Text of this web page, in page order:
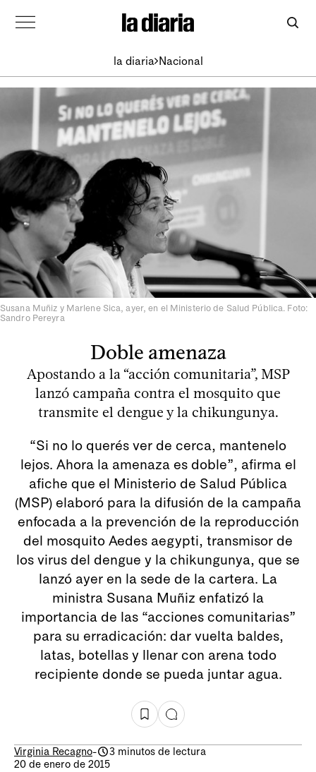
la diaria Nacional
Susana Muñiz y Marlene Sica, ayer, en el Ministerio de Salud Pública. Foto:
Sandro Pereyra
Doble amenaza
Apostando a la “acción comunitaria”, MSP
lanzó campaña contra el mosquito que
transmite el dengue y la chikungunya.
“Si no lo querés ver de cerca, mantenelo
lejos. Ahora la amenaza es doble”, afirma el
afiche que el Ministerio de Salud Pública
(MSP) elaboró para la difusión de la campaña
enfocada a la prevención de la reproducción
del mosquito Aedes aegypti, transmisor de
los virus del dengue y la chikungunya, que se
lanzó ayer en la sede de la cartera. La
ministra Susana Muñiz enfatizó la
importancia de las “acciones comunitarias”
para su erradicación: dar vuelta baldes,
latas, botellas y llenar con arena todo
recipiente donde se pueda juntar agua.
Virginia Recagno-
3 minutos de lectura
20 de enero de 2015